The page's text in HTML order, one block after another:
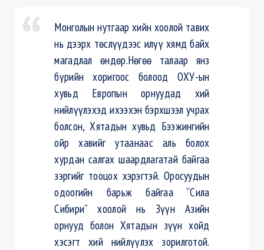
Монголын нутгаар хийн хоолой тавих
нь дээрх төслүүдээс илүү хямд байх
магадлал өндөр.Нөгөө талаар янз
бүрийн хоригоос болоод ОХУ-ын
хувьд Европын орнуудад хий
нийлүүлэхэд ихээхэн бэрхшээл учрах
болсон, Хятадын хувьд Бээжингийн
ойр хавийг утаанаас аль болох
хурдан салгах шаардлагатай байгаа
зэргийг тооцох хэрэгтэй. Оросуудын
одоогийн барьж байгаа “Сила
Сибири” хоолой нь Зүүн Азийн
орнууд болон Хятадын зүүн хойд
хэсэгт хий нийлүүлэх зорилготой.